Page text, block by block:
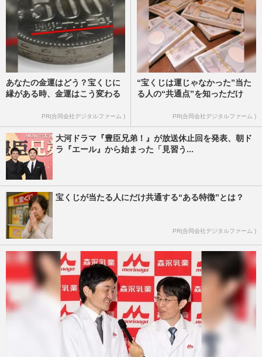
あなたの金運はどう？宝くじに
縁がある時、金運はこう変わる
PR(合同会社デジタルファーム )
“宝くじは運じゃなかった”当た
る人の“共通点”を知っただけ
PR(合同会社デジタルファーム )
大河ドラマ『豊臣兄弟！』が放送休止回を発表、朝ド
ラ『エール』から始まった「見習う...
宝くじが当たる人にだけ共通する“ある特徴”とは？
PR(合同会社デジタルファーム )